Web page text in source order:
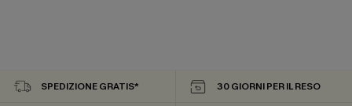
SPEDIZIONE GRATIS* 30 GIORNI PER IL RESO